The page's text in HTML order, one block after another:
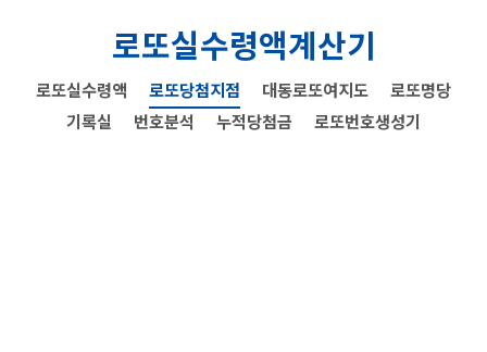
로또실수령액계산기
로또실수령액 로또당첨지점 대동로또여지도
로또명당
기록실
번호분석 누적당첨금 로또번호생성기